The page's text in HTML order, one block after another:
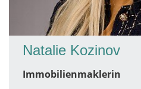
Natalie Kozinov
Immobilienmaklerin